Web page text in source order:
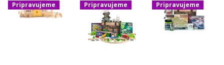
Pripravujeme Pripravujeme Pripravujeme